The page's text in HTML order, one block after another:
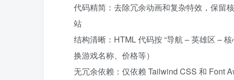
代码精简：去除冗余动画和复杂特效，保留
站
结构清晰：HTML 代码按 “导航 – 英雄区 –
换游戏名称、价格等）
无冗余依赖：仅依赖 Tailwind CSS 和 Font